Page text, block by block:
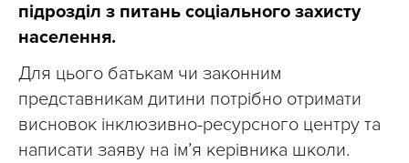
підрозділ з питань соціального захисту
населення.
Для цього батькам чи законним
представникам дитини потрібно отримати
висновок інклюзивно-ресурсного центру та
написати заяву на ім’я керівника школи.